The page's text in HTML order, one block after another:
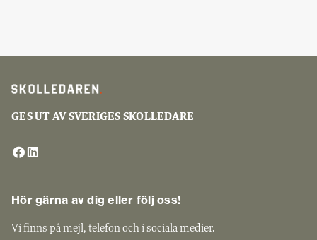
GES UT AV SVERIGES SKOLLEDARE
Hör gärna av dig eller följ oss!
Vi finns på mejl, telefon och i sociala medier.